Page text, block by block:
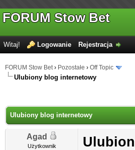
FORUM Stow Bet
Witaj! Logowanie Rejestracja
FORUM Stow Bet› Pozostałe › Off Topic
Ulubiony blog internetowy
Ulubiony blog internetowy
Agad
Użytkownik